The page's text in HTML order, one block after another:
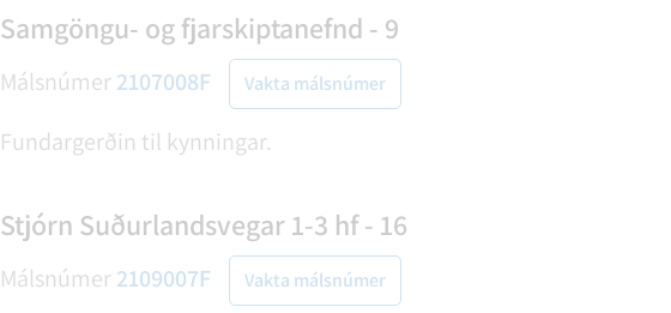
Samgöngu- og fjarskiptanefnd - 9
Málsnúmer2107008F Vakta málsnúmer
Fundargerðin til kynningar.
Stjórn Suðurlandsvegar 1-3 hf - 16
Málsnúmer2109007F Vakta málsnúmer